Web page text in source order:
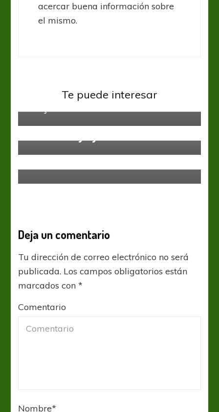
acercar buena información sobre
el mismo.
Te puede interesar
“Ciao Barça, Ciao Barça, Ciao Ciao
Deja un comentario
Tu dirección de correo electrónico no será
publicada. Los campos obligatorios están
marcados con*
Comentario
Nombre*